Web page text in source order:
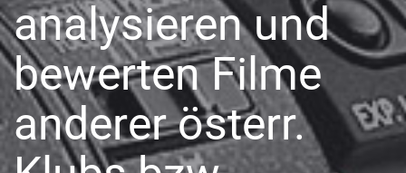
analysieren und
bewerten Filme
anderer österr.